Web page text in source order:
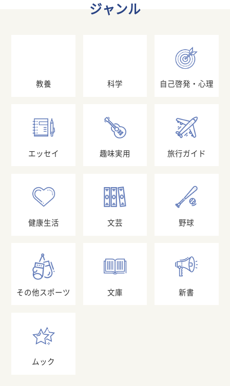
ジャンル
教養 科学 自己啓発・心理
エッセイ 趣味実用 旅行ガイド
健康生活 文芸 野球
その他スポーツ 文庫 新書
ムック